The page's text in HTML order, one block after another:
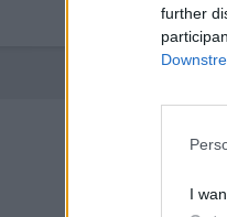
further
I